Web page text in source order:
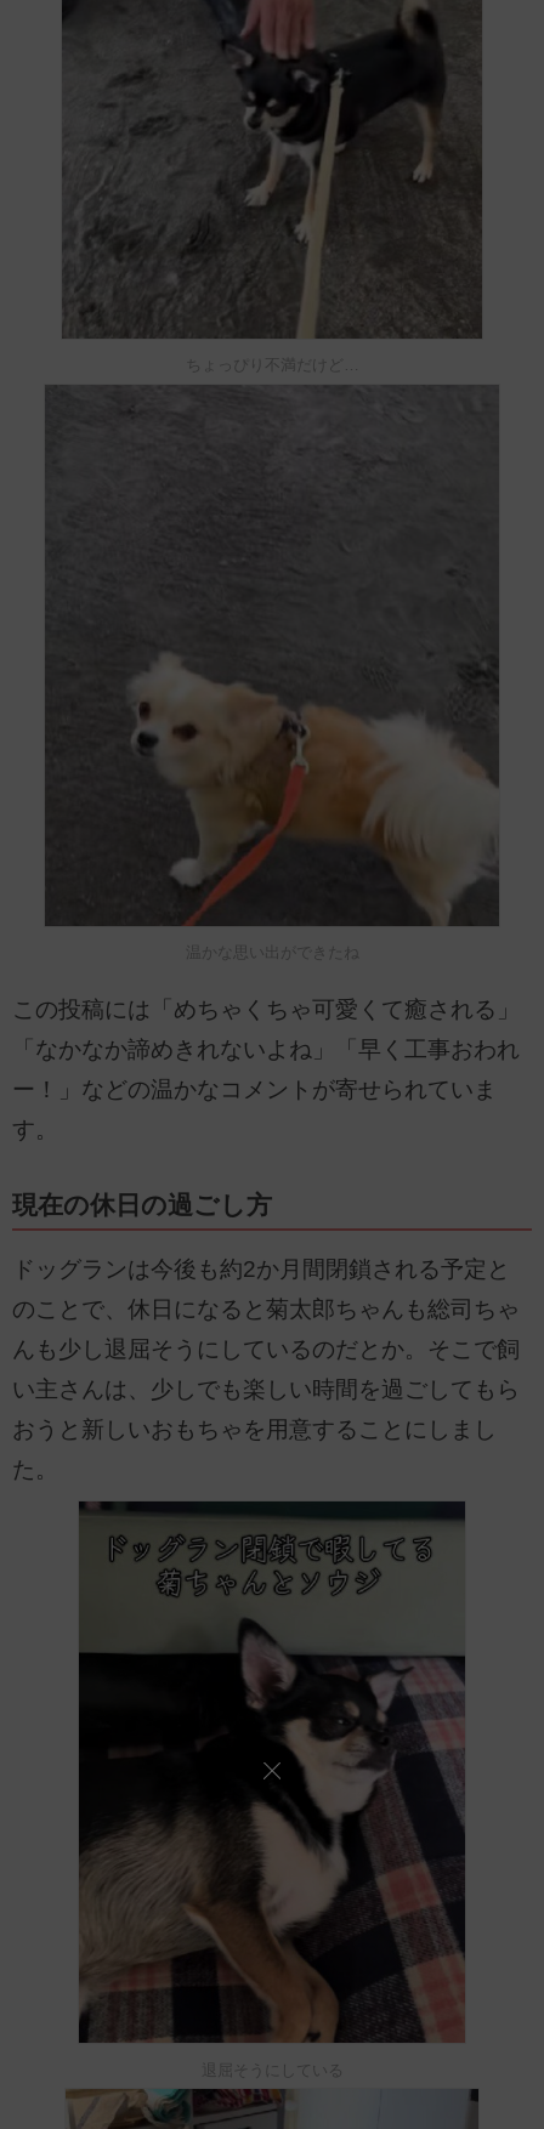
ちょっぴり不満だけど…
温かな思い出ができたね
この投稿には「めちゃくちゃ可愛くて癒される」
「なかなか諦めきれないよね」「早く工事おわれ
ー！」などの温かなコメントが寄せられていま
す。
現在の休日の過ごし方
ドッグランは今後も約2か月間閉鎖される予定と
のことで、休日になると菊太郎ちゃんも総司ちゃ
んも少し退屈そうにしているのだとか。そこで飼
い主さんは、少しでも楽しい時間を過ごしてもら
おうと新しいおもちゃを用意することにしまし
た。
退屈そうにしている